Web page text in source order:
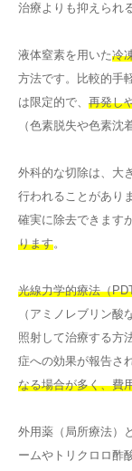
治療よりも抑えられ
液体窒素を用いた冷
方法です。比較的手
は限定的で、 再発し
（色素脱失や色素沈
外科的な切除は、大
行われることがあり
確実に除去できますが
ります。
光線力学的療法（
（アミノレブリン
照射して治療する方
症への効果が報告さ
なる場合が多く、費
外用薬（局所療法）
ームやトリクロロ酢